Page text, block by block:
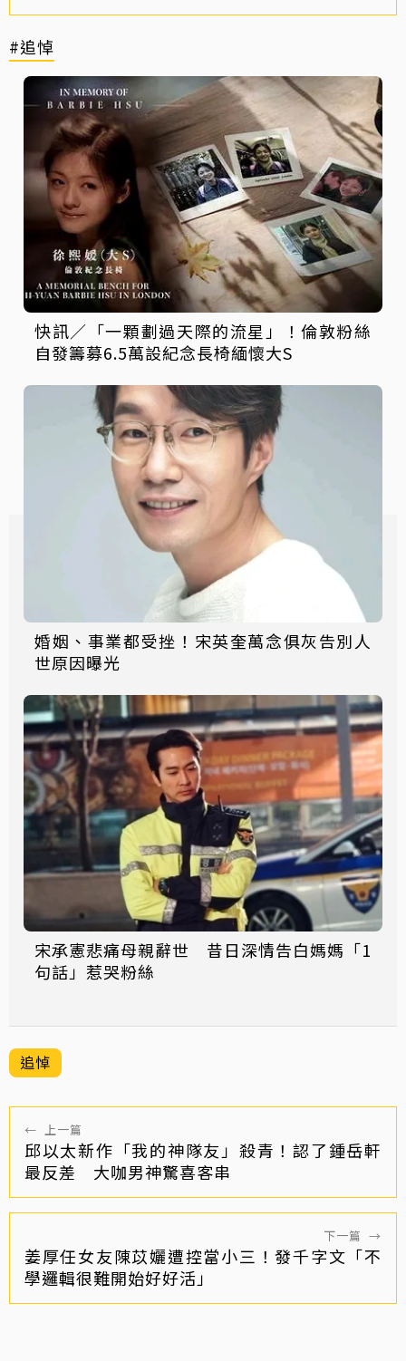
#追悼
快訊／「一顆劃過天際的流星」！倫敦粉絲
自發籌募6.5萬設紀念長椅緬懷大S
婚姻、事業都受挫！宋英奎萬念俱灰告別人
世原因曝光
宋承憲悲痛母親辭世 昔日深情告白媽媽「1
句話」惹哭粉絲
追悼
← 上一篇
邱以太新作「我的神隊友」殺青！認了鍾岳軒
最反差 大咖男神驚喜客串
下一篇 →
姜厚任女友陳苡孋遭控當小三！發千字文「不
學邏輯很難開始好好活」